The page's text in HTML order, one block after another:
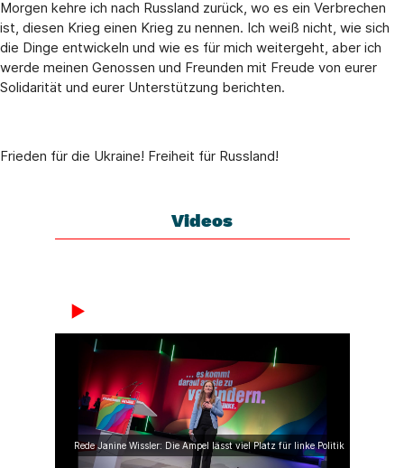
Morgen kehre ich nach Russland zurück, wo es ein Verbrechen
ist, diesen Krieg einen Krieg zu nennen. Ich weiß nicht, wie sich
die Dinge entwickeln und wie es für mich weitergeht, aber ich
werde meinen Genossen und Freunden mit Freude von eurer
Solidarität und eurer Unterstützung berichten.
Frieden für die Ukraine! Freiheit für Russland!
Videos
Rede Janine Wissler: Die Ampel lässt viel Platz für linke Politik